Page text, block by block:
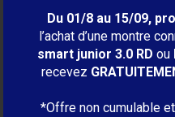
Du 01/8 au 15/09,
l’achat d’une montre
smart junior 3.0 RD ou
recevez
*Offre non cumulable